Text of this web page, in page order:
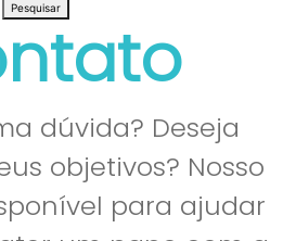
Pesquisar
dúvida? Deseja
objetivos? Nosso
para ajudar